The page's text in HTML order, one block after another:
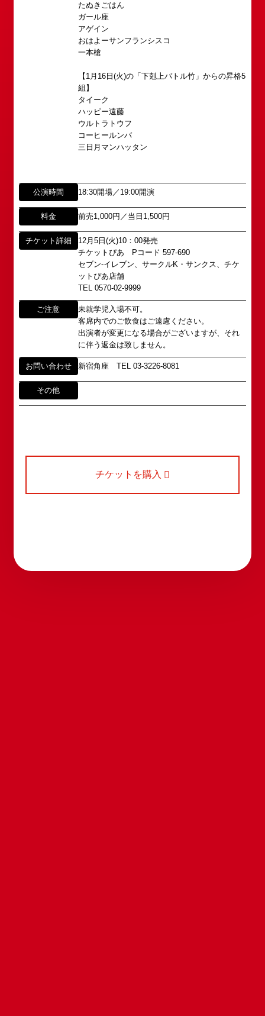
たぬきごはん
ガール座
アゲイン
おはよーサンフランシスコ
一本槍
【1月16日(火)の「下剋上バトル竹」からの昇格5
組】
タイーク
ハッピー遠藤
ウルトラトウフ
コーヒールンバ
三日月マンハッタン
公演時間 18:30開場／19:00開演
料金 前売1,000円／当日1,500円
チケット詳細
12月5日(火)10：00発売
チケットぴあ Pコード 597-690
セブン-イレブン、サークルK・サンクス、チケ
ットぴあ店舗
TEL 0570-02-9999
ご注意
未就学児入場不可。
客席内でのご飲食はご遠慮ください。
出演者が変更になる場合がございますが、それ
に伴う返金は致しません。
お問い合わせ 新宿角座 TEL 03-3226-8081
その他
チケットを購入 
心斎橋角座トップ
公演情報
アクセス
角座とは
お問い合わせ
「角座」の名称は、「角の芝居」と呼ばれた江戸時
代に遡ります。
「角座」はかつて、浪花座、中座、朝日座、弁天座
「五つ櫓」若しくは「道頓堀五座」と呼ばれ、
1960年～70年代には、上方演芸の殿堂として栄え
その後、「角座」の名称は、松竹(株)の直営映画館
(大阪市中央区)や
弊社直営の劇場「B1角座」(大阪市中央区)に引き継
がれていましたが、
2008年の角座ビル(大阪市中央区)の閉館と共に、
消滅致しました。
この由緒ある名称を、日本のエンタテインメントの
中心である東京・大阪で復活させ、 新たな歴史を
スタートさせたいと考えております。
この劇場から、日本を代表するエンタテインナーが
続々と輩出され、文化の発展に寄与できるものと考
えております。
2011年5月14日 新宿角座 開業
2019年1月1日 心斎橋角座 開業
所属オーディションに関するお問い合わせ
以下のアドレスからお問い合わせ願います。
大阪本社 タレント開発室：
school@shochikugeino.jp
東京支社 タレント開発室：
school@shochikugeino.jp
以下のページからお問い合わせ願います。
イベント出演依頼メール送信フォーム
https://www.shochikugeino.co.jp/event/form/
タレントへのファンメール
fanmail@shochikugeino.jp
ホームページに関するご意見・ご感想（※）
webmaster@shochikugeino.jp
※イベント内容・出演者等に関するお問い合わせ・
ご意見・ご感想は各イベントのお問い合わせ先電話
番号へお問い合わせください。
※内容によっては弊社からの回答を控えさせていた
だく場合もございます。予めご了承の上お問い合わ
せください。